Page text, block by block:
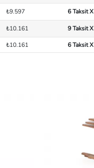
₺9.597 6 Taksit X
₺10.161 9 Taksit X
₺10.161 6 Taksit X